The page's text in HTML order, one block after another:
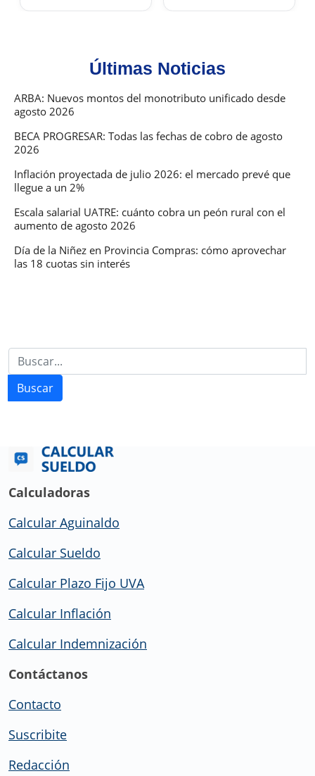
Últimas Noticias
ARBA: Nuevos montos del monotributo unificado desde
agosto 2026
BECA PROGRESAR: Todas las fechas de cobro de agosto
2026
Inflación proyectada de julio 2026: el mercado prevé que
llegue a un 2%
Escala salarial UATRE: cuánto cobra un peón rural con el
aumento de agosto 2026
Día de la Niñez en Provincia Compras: cómo aprovechar
las 18 cuotas sin interés
Buscar
Calculadoras
Calcular Aguinaldo
Calcular Sueldo
Calcular Plazo Fijo UVA
Calcular Inflación
Calcular Indemnización
Contáctanos
Contacto
Suscribite
Redacción